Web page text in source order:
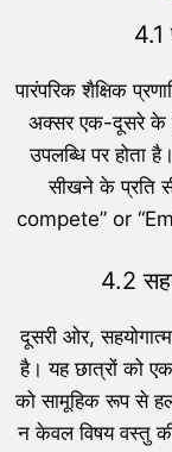
4.1
पारंपरिक शैक्षिक
अक्सर एक-दूसरे के
उपलब्धि पर होता
सीखने के प्रति
compete” or
4.2
दूसरी ओर,
है। यह छात्रों को
को सामूहिक रूप से
न केवल विषय वस्तु